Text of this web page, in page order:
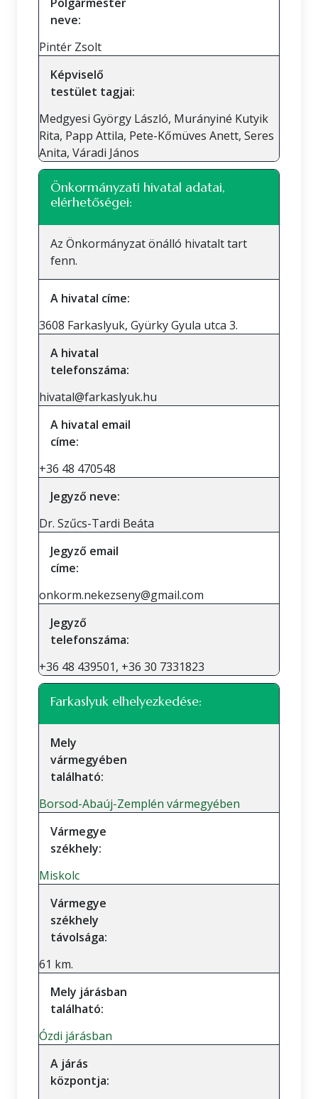
neve:
Pintér Zsolt
Képviselő
testület tagjai:
Medgyesi György László, Murányiné Kutyik
Rita, Papp Attila, Pete-Kőmüves Anett, Seres
Anita, Váradi János
Önkormányzati hivatal adatai,
elérhetőségei:
Az Önkormányzat önálló hivatalt tart
fenn.
A hivatal címe:
3608 Farkaslyuk, Gyürky Gyula utca 3.
A hivatal
telefonszáma:
hivatal@farkaslyuk.hu
A hivatal email
címe:
+36 48 470548
Jegyző neve:
Dr. Szűcs-Tardi Beáta
Jegyző email
címe:
onkorm.nekezseny@gmail.com
Jegyző
telefonszáma:
+36 48 439501, +36 30 7331823
Farkaslyuk elhelyezkedése:
Mely
vármegyében
található:
Borsod-Abaúj-Zemplén vármegyében
Vármegye
székhely:
Miskolc
Vármegye
székhely
távolsága:
61 km.
Mely járásban
található:
Ózdi járásban
A járás
központja: